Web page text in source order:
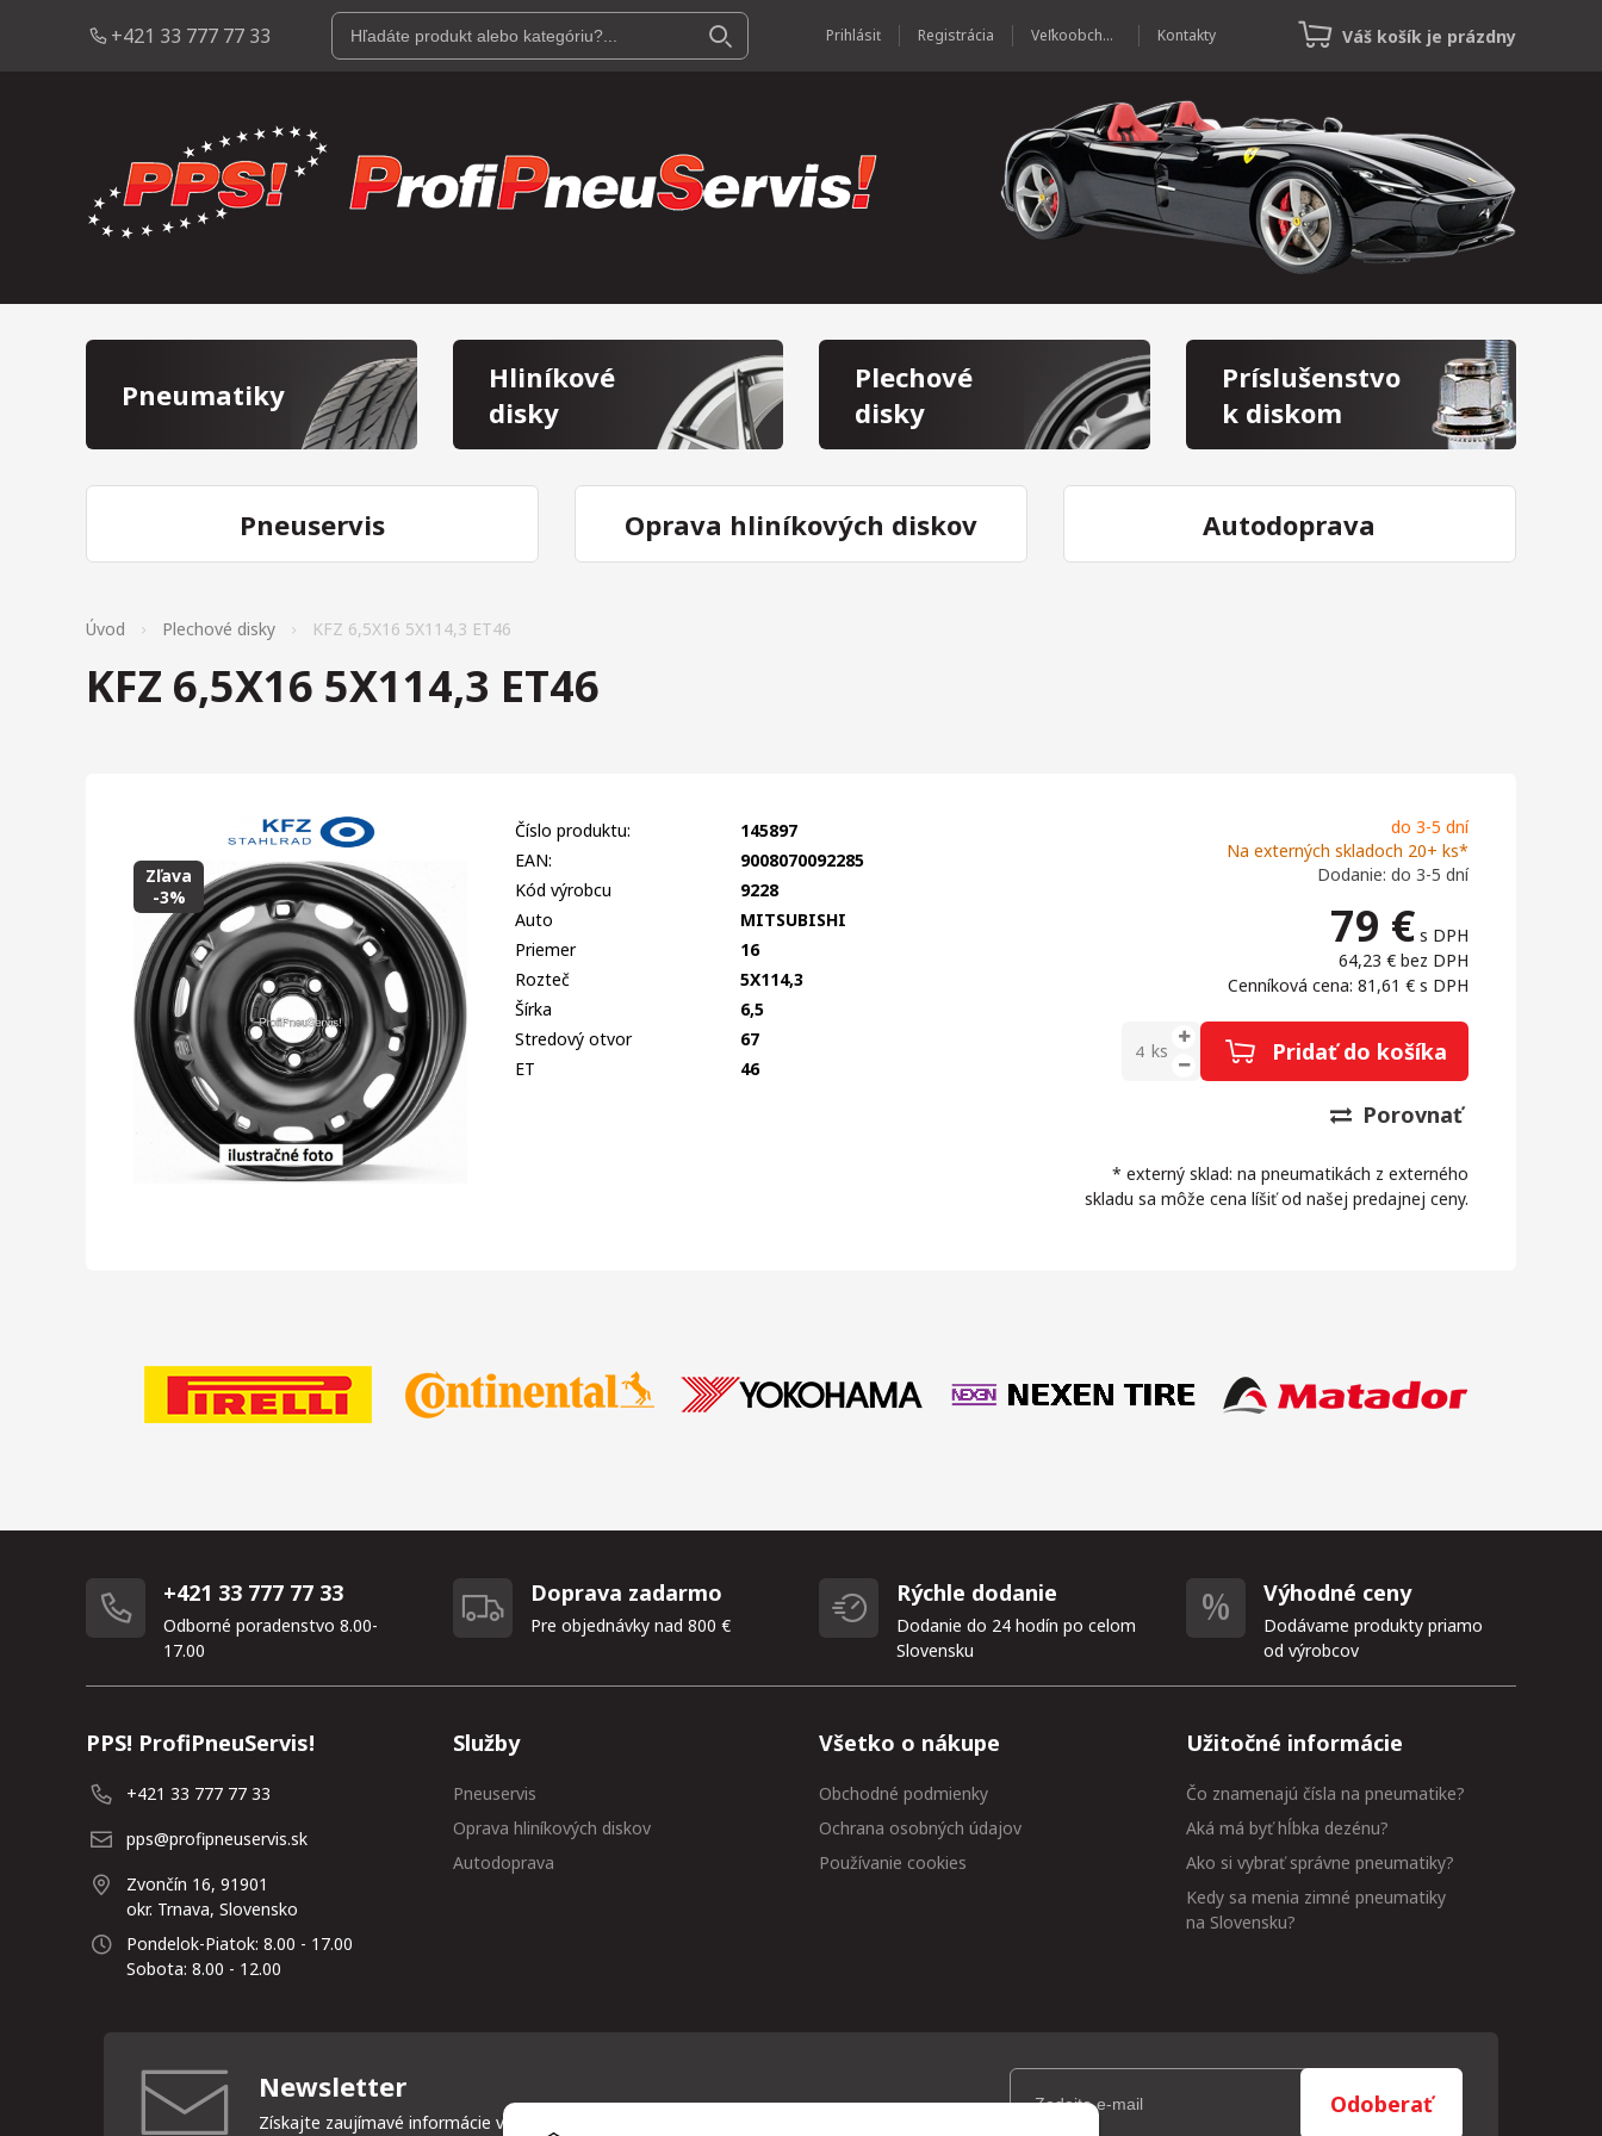
+421 33 777 77 33 Prihlásiť Registrácia Veľkoobchod Kontakty Váš košík je prázdny
Pneumatiky
Hliníkové
disky
Plechové
disky
Príslušenstvo
k diskom
Pneuservis Oprava hliníkových diskov Autodoprava
Úvod Plechové disky KFZ 6,5X16 5X114,3 ET46
KFZ 6,5X16 5X114,3 ET46
Zľava
-3%
do 3-5 dní
Na externých skladoch 20+ ks*
Dodanie: do 3-5 dní
79 € s DPH
64,23 € bez DPH
Cenníková cena: 81,61 € s DPH
ks Pridať do košíka
Porovnať
* externý sklad: na pneumatikách z externého
skladu sa môže cena líšiť od našej predajnej ceny.
Číslo produktu:
145897
EAN:
9008070092285
Kód výrobcu
9228
Auto
MITSUBISHI
Priemer
16
Rozteč
5X114,3
Šírka
6,5
Stredový otvor
67
ET
46
+421 33 777 77 33
Odborné poradenstvo 8.00-
17.00
Doprava zadarmo
Pre objednávky nad 800 €
Rýchle dodanie
Dodanie do 24 hodín po celom
Slovensku
Výhodné ceny
Dodávame produkty priamo
od výrobcov
PPS! ProfiPneuServis!
+421 33 777 77 33
pps@profipneuservis.sk
Zvončín 16, 91901
okr. Trnava, Slovensko
Pondelok-Piatok: 8.00 - 17.00
Sobota: 8.00 - 12.00
Služby
Pneuservis
Oprava hliníkových diskov
Autodoprava
Všetko o nákupe
Obchodné podmienky
Ochrana osobných údajov
Používanie cookies
Užitočné informácie
Čo znamenajú čísla na pneumatike?
Aká má byť hĺbka dezénu?
Ako si vybrať správne pneumatiky?
Kedy sa menia zimné pneumatiky
na Slovensku?
Newsletter
Získajte zaujímavé informácie vždy medzi prvými
Odoberať